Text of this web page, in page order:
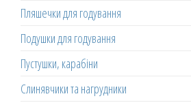
Пляшечки для годування
Подушки для годування
Пустушки, карабіни
Слинявчики та нагрудники